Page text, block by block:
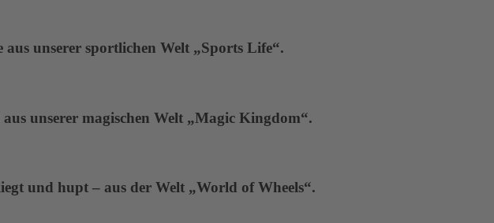
unserer sportlichen Welt „Sports Life“.
unserer magischen Welt „Magic Kingdom“.
und hupt – aus der Welt „World of Wheels“.